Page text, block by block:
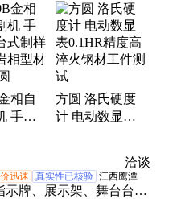
机、卧式拉力试验机、液
摩擦磨损试验机、硬度计
、扭转试验机
相自
手自
相型材
方圆 洛氏硬度
计 电动数显表
洽谈
迅速 真实性已核验 江西鹰潭
示牌、展示架、舞台台、